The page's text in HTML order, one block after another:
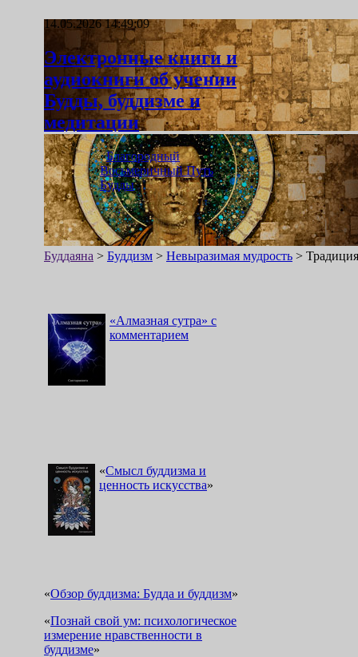
Буддаяна > Буддизм > Невыразимая мудрость >
14.05.2026 14:49:09
Электронные книги и
аудиокниги об учении
Будды, буддизме и
медитации
«Благородный
Восьмеричный Путь
Будды»
«Алмазная сутра» с
комментарием
«Смысл буддизма и
ценность искусства»
«Обзор буддизма: Будда и буддизм»
«Познай свой ум: психологическое
измерение нравственности в
буддизме»